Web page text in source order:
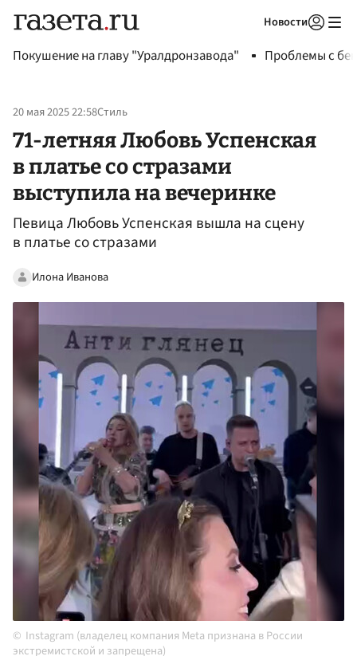
Новости
Покушение на главу "Уралдронзавода" Проблемы с
20 мая 2025 22:58Стиль
71-летняя Любовь Успенская
в платье со стразами
выступила на вечеринке
Певица Любовь Успенская вышла на сцену
в платье со стразами
Илона Иванова
Instagram (владелец компания Meta признана в России
экстремистской и запрещена)